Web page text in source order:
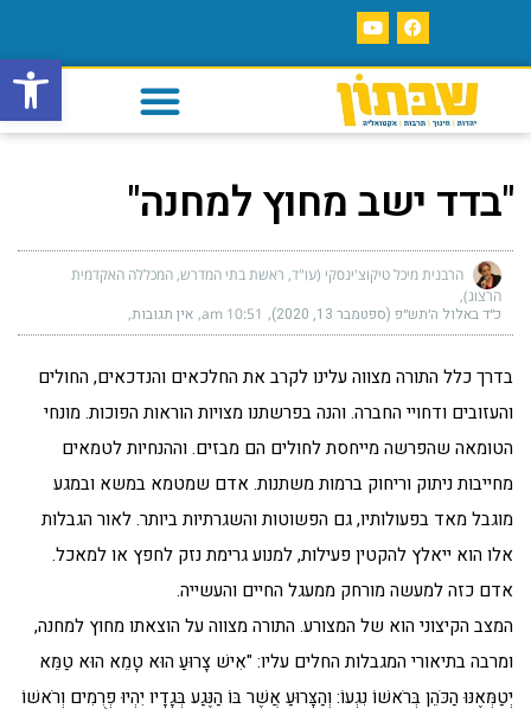
פתח
"בדד ישב מחוץ למחנה"
הרבנית מיכל טיקוצ'ינסקי (עו"ד, ראשת בתי המדרש, המכללה האקדמית
הרצוג)
כ״ד באלול ה׳תש״פ (ספטמבר 13, 2020) 10:51 am אין תגובות
בדרך כלל התורה מצווה עלינו לקרב את החלכאים והנדכאים, החולים
והעזובים ודחויי החברה. והנה בפרשתנו מצויות הוראות הפוכות. מונחי
הטומאה שהפרשה מייחסת לחולים הם מבזים. וההנחיות לטמאים
מחייבות ניתוק וריחוק ברמות משתנות. אדם שמטמא במשא ובמגע
מוגבל מאד בפעולותיו, גם הפשוטות והשגרתיות ביותר. לאור הגבלות
אלו הוא ייאלץ להקטין פעילות, למנוע גרימת נזק לחפץ או למאכל.
אדם כזה למעשה מורחק ממעגל החיים והעשייה.
המצב הקיצוני הוא של המצורע. התורה מצווה על הוצאתו מחוץ למחנה,
ומרבה בתיאורי המגבלות החלים עליו: "אִישׁ צָרוּעַ הוּא טָמֵא הוּא טַמֵּא
יְטַמְּאֶנּוּ הַכֹּהֵן בְּרֹאשׁוֹ נִגְעוֹ: וְהַצָּרוּעַ אֲשֶׁר בּוֹ הַנֶּגַע בְּגָדָיו יִהְיוּ פְרֻמִים וְרֹאשׁוֹ